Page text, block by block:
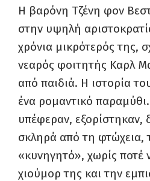
Η βαρόνη Τζένη φον
στην υψηλή
χρόνια μικρότερός της,
νεαρός φοιτητής Καρλ
από παιδιά. Η ιστορία
ένα ρομαντικό
υπέφεραν, εξορίστηκαν,
σκληρά από τη φτώχεια,
«κυνηγητό», χωρίς ποτέ
χιούμορ της και την